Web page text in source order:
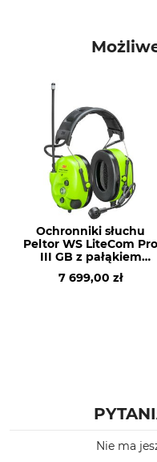
Ochronniki słuchu
Peltor WS LiteCom Pro
III GB z pałąkiem
nagłownym
7 699,00 zł
Nie ma